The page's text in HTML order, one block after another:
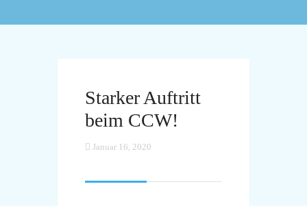
Starker Auftritt
beim CCW!
Januar 16, 2020